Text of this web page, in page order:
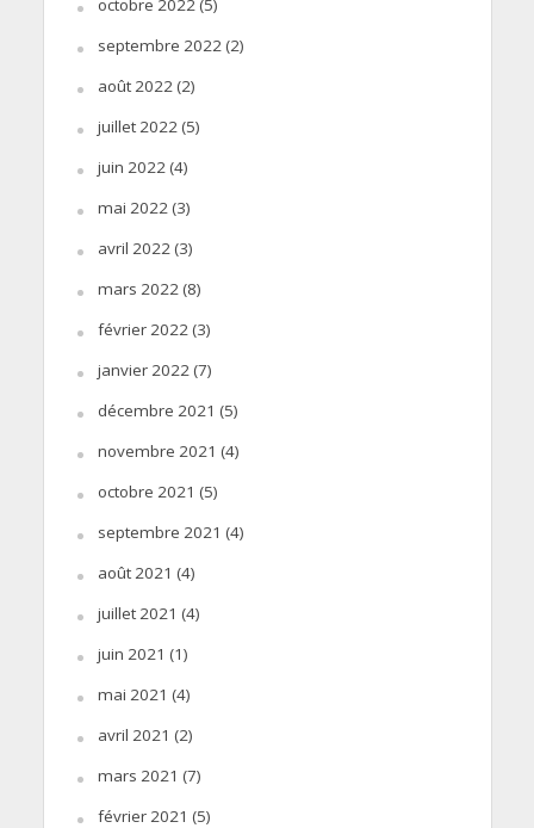
septembre 2022 (2)
août 2022 (2)
juillet 2022 (5)
juin 2022 (4)
mai 2022 (3)
avril 2022 (3)
mars 2022 (8)
février 2022 (3)
janvier 2022 (7)
décembre 2021 (5)
novembre 2021 (4)
octobre 2021 (5)
septembre 2021 (4)
août 2021 (4)
juillet 2021 (4)
juin 2021 (1)
mai 2021 (4)
avril 2021 (2)
mars 2021 (7)
février 2021 (5)